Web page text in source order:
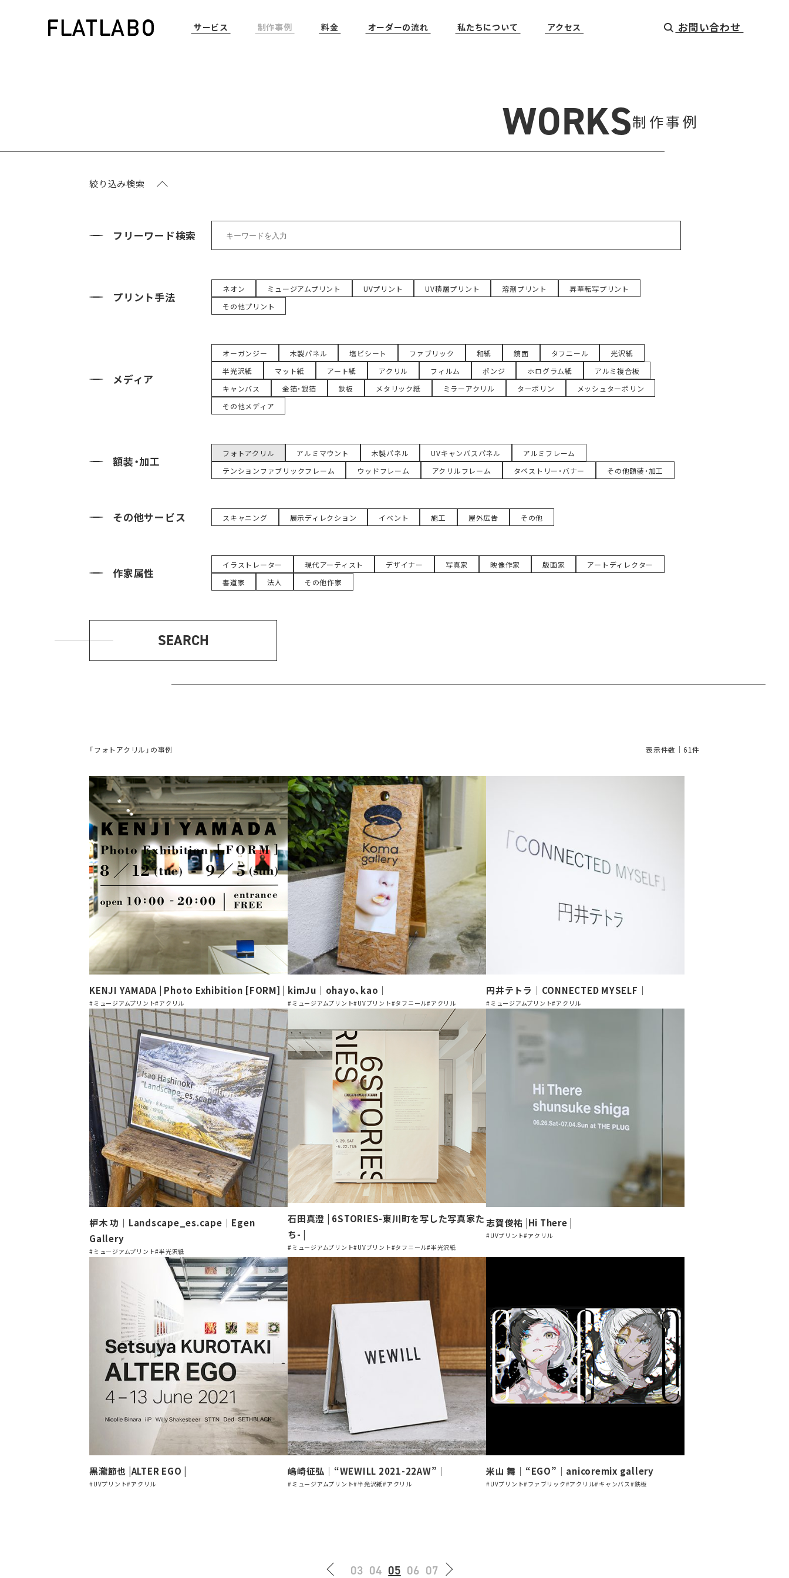
サービス 制作事例 料金 オーダーの流れ 私たちについて アクセス お問い合わせ
WORKS制作事例
絞り込み検索
フリーワード検索
プリント手法
ネオン ミュージアムプリント UVプリント UV積層プリント 溶剤プリント
昇華転写プリント
その他プリント
メディア
オーガンジー 木製パネル 塩ビシート ファブリック 和紙 鏡面 タフニール
光沢紙
半光沢紙
マット紙 アート紙 アクリル フィルム ポンジ ホログラム紙
アルミ複合板
キャンバス
金箔・銀箔 鉄板 メタリック紙 ミラーアクリル ターポリン
メッシュターポリン
その他メディア
額装・加工
フォトアクリル アルミマウント 木製パネル UVキャンバスパネル
アルミフレーム
テンションファブリックフレーム
ウッドフレーム アクリルフレーム タペストリー・バナー その他額装・加工
その他サービス スキャニング 展示ディレクション イベント 施工 屋外広告 その他
作家属性
イラストレーター 現代アーティスト デザイナー 写真家 映像作家 版画家
アートディレクター
書道家
法人 その他作家
SEARCH
「フォトアクリル」の事例 表示件数｜61件
KENJI YAMADA | Photo Exhibition [FORM] |
#ミュージアムプリント#アクリル
​kimJu｜ohayo、kao｜
#ミュージアムプリント#UVプリント#タフニール#アクリル
円井テトラ｜CONNECTED MYSELF｜
#ミュージアムプリント#アクリル
枦木 功｜Landscape_es.cape｜Egen
Gallery
#ミュージアムプリント#半光沢紙
石田真澄 | 6STORIES-東川町を写した写真家た
ち- |
#ミュージアムプリント#UVプリント#タフニール#半光沢紙
志賀俊祐 |Hi There |
#UVプリント#アクリル
黒瀧節也 |ALTER EGO |
#UVプリント#アクリル
嶋崎征弘｜“WEWILL 2021-22AW”｜
#ミュージアムプリント#半光沢紙#アクリル
米山 舞｜“EGO”｜anicoremix gallery
#UVプリント#ファブリック#アクリル#キャンバス#鉄板
03 04 05 06 07